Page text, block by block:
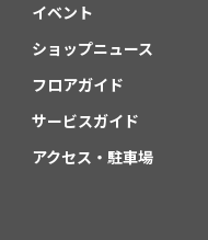
イベント
ショップニュース
フロアガイド
サービスガイド
アクセス・駐車場